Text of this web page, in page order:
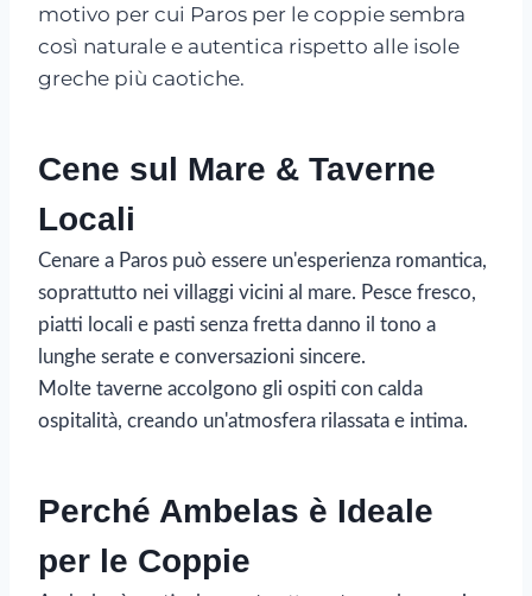
motivo per cui Paros per le coppie sembra
così naturale e autentica rispetto alle isole
greche più caotiche.
Cene sul Mare & Taverne
Locali
Cenare a Paros può essere un'esperienza romantica,
soprattutto nei villaggi vicini al mare. Pesce fresco,
piatti locali e pasti senza fretta danno il tono a
lunghe serate e conversazioni sincere.
Molte taverne accolgono gli ospiti con calda
ospitalità, creando un'atmosfera rilassata e intima.
Perché Ambelas è Ideale
per le Coppie